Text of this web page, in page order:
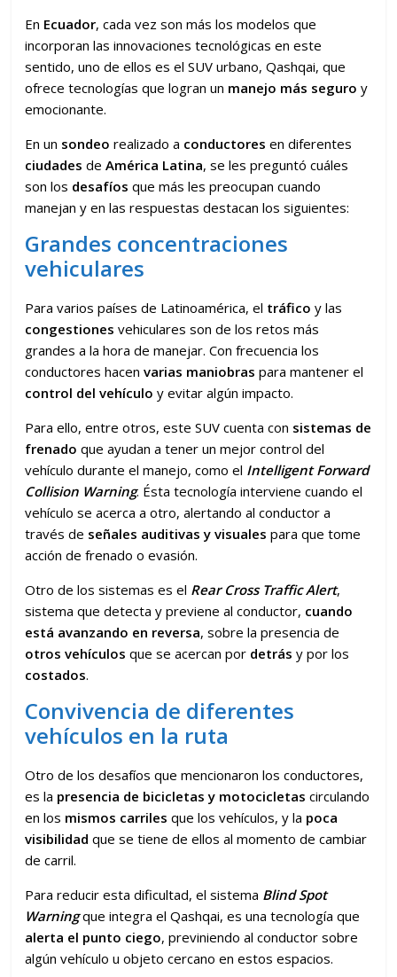
En Ecuador, cada vez son más los modelos que
incorporan las innovaciones tecnológicas en este
sentido, uno de ellos es el SUV urbano, Qashqai, que
ofrece tecnologías que logran un manejo más seguro y
emocionante.
En un sondeorealizado a conductores en diferentes
ciudades deAmérica Latina, se les preguntó cuáles
son los desafíos que más les preocupan cuando
manejan y en las respuestas destacan los siguientes:
Grandes concentraciones
vehiculares
Para varios países de Latinoamérica, el tráficoy las
congestiones vehiculares son de los retos más
grandes a la hora de manejar. Con frecuencia los
conductores hacenvarias maniobras para mantener el
control del vehículo y evitar algún impacto.
Para ello, entre otros, este SUV cuenta con sistemas de
frenado que ayudan a tener un mejor control del
vehículo durante el manejo, como el Intelligent Forward
Collision Warning. Ésta tecnología interviene cuando el
vehículo se acerca a otro, alertando al conductor a
través de señales auditivas y visuales para que tome
acción de frenado o evasión.
Otro de los sistemas es el Rear Cross Traffic Alert,
sistema que detecta y previene al conductor, cuando
está avanzando en reversa, sobre la presencia de
otros vehículos que se acercan por detrás y por los
costados.
Convivencia de diferentes
vehículos en la ruta
Otro de los desafíos que mencionaron los conductores,
es la presencia de bicicletas y motocicletas circulando
en los mismos carriles que los vehículos, y la poca
visibilidad que se tiene de ellos al momento de cambiar
de carril.
Para reducir esta dificultad, el sistema Blind Spot
Warningque integra el Qashqai, es una tecnología que
alerta el punto ciego, previniendo al conductor sobre
algún vehículo u objeto cercano en estos espacios.